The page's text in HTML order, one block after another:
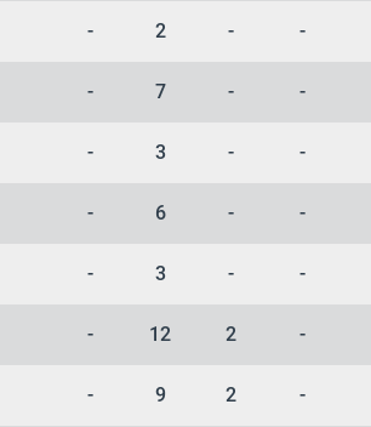
- 2 - -
- 7 - -
- 3 - -
- 6 - -
- 3 - -
- 12 2 -
- 9 2 -